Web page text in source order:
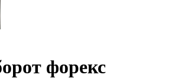
форекс